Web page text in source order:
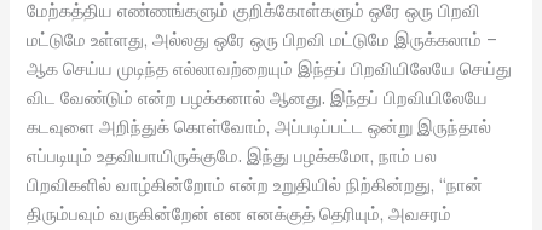
மேற்கத்திய எண்ணங்களும் குறிக்கோள்களும் ஒரே ஒரு பிறவி
மட்டுமே உள்ளது, அல்லது ஒரே ஒரு பிறவி மட்டுமே இருக்கலாம் –
ஆக செய்ய முடிந்த எல்லாவற்றையும் இந்தப் பிறவியிலேயே செய்து
விட வேண்டும் என்ற பழக்கனால் ஆனது. இந்தப் பிறவியிலேயே
கடவுளை அறிந்துக் கொள்வோம், அப்படிப்பட்ட ஒன்று இருந்தால்
எப்படியும் உதவியாயிருக்குமே. இந்து பழக்கமோ, நாம் பல
பிறவிகளில் வாழ்கின்றோம் என்ற உறுதியில் நிற்கின்றது, “நான்
திரும்பவும் வருகின்றேன் என எனக்குத் தெரியும், அவசரம்